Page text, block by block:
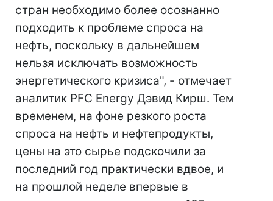
стран необходимо более осознанно
подходить к проблеме спроса на
нефть, поскольку в дальнейшем
нельзя исключать возможность
энергетического кризиса", - отмечает
аналитик PFC Energy Дэвид Кирш. Тем
временем, на фоне резкого роста
спроса на нефть и нефтепродукты,
цены на это сырье подскочили за
последний год практически вдвое, и
на прошлой неделе впервые в